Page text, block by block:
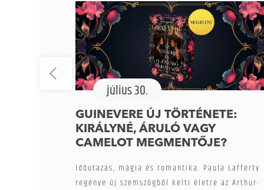
július 30.
GUINEVERE ÚJ TÖRTÉNETE:
KIRÁLYNÉ, ÁRULÓ VAGY
CAMELOT MEGMENTŐJE?
Időutazás, mágia és romantika. Paula Lafferty
regénye új szemszögből kelti életre az Arthur-